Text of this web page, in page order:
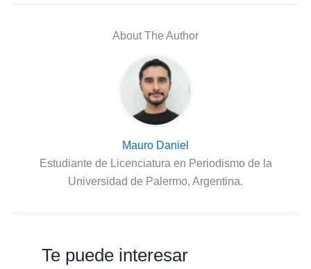
About The Author
Mauro Daniel
Estudiante de Licenciatura en Periodismo de la
Universidad de Palermo, Argentina.
Te puede interesar